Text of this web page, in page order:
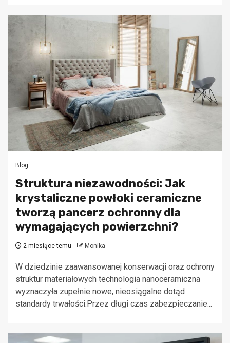
Blog
Struktura niezawodności: Jak
krystaliczne powłoki ceramiczne
tworzą pancerz ochronny dla
wymagających powierzchni?
2 miesiące temu Monika
W dziedzinie zaawansowanej konserwacji oraz ochrony
struktur materiałowych technologia nanoceramiczna
wyznaczyła zupełnie nowe, nieosiągalne dotąd
standardy trwałości.Przez długi czas zabezpieczanie...